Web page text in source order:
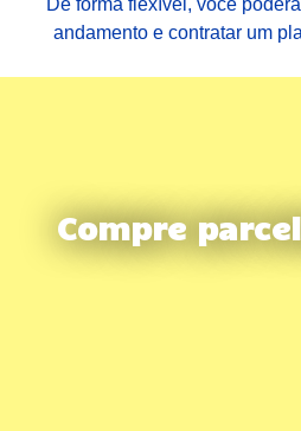
De forma flexível, você
andamento e contratar um
Compre